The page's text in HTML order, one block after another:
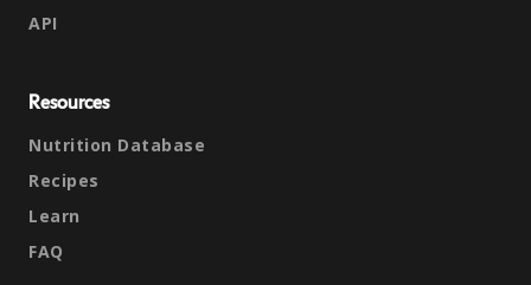
API
Resources
Nutrition Database
Recipes
Learn
FAQ